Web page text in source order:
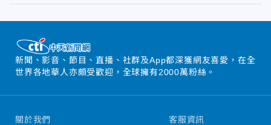
新聞、影音、節目、直播、社群及App都深獲網友喜愛，在全
世界各地華人亦頗受歡迎，全球擁有2000萬粉絲。
關於我們 客服資訊